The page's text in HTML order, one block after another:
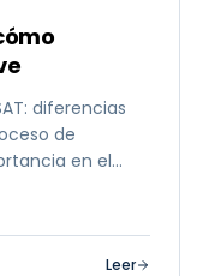
diferencias
de
en el
Leer